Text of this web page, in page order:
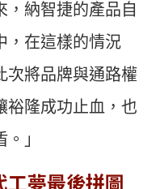
，納智捷的產品自
，在這樣的情況
次將品牌與通路權
裕隆成功止血，也
」
夢最後拼圖